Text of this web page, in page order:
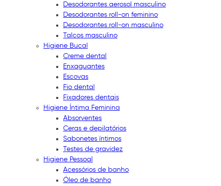
Desodorantes aerosol masculino
Desodorantes roll-on feminino
Desodorantes roll-on masculino
Talcos masculino
Higiene Bucal
Creme dental
Enxaguantes
Escovas
Fio dental
Fixadores dentais
Higiene Íntima Feminina
Absorventes
Ceras e depilatórios
Sabonetes íntimos
Testes de gravidez
Higiene Pessoal
Acessórios de banho
Óleo de banho